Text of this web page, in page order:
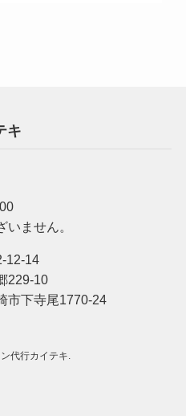
キ
ません。
12-14
229-10
市下寺尾1770-24
代行カイテキ.